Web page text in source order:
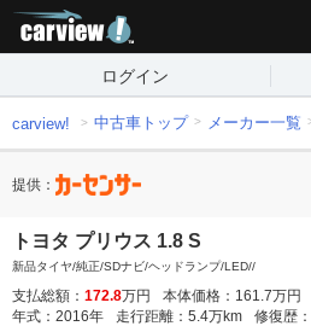
ログイン
carview! 中古車トップ メーカー一覧
提供：
トヨタ プリウス 1.8 S
新品タイヤ/純正/SDナビ/ヘッドランプ/LED//
支払総額： 172.8万円 本体価格： 161.7万円
年式： 2016年 走行距離： 5.4万km 修復歴：